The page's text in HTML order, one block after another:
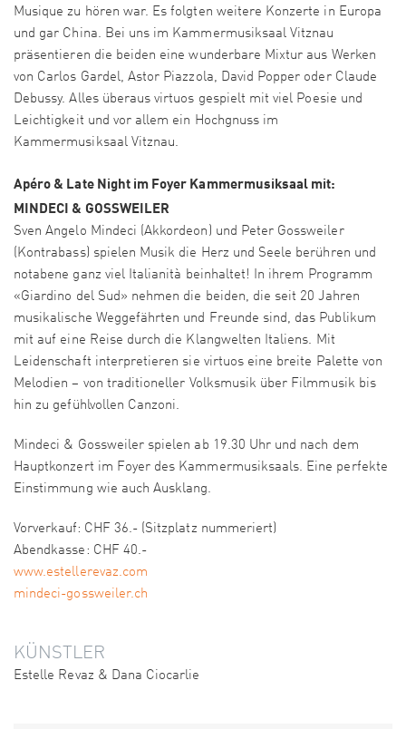
Musique zu hören war. Es folgten weitere Konzerte in Europa
und gar China. Bei uns im Kammermusiksaal Vitznau
präsentieren die beiden eine wunderbare Mixtur aus Werken
von Carlos Gardel, Astor Piazzola, David Popper oder Claude
Debussy. Alles überaus virtuos gespielt mit viel Poesie und
Leichtigkeit und vor allem ein Hochgnuss im
Kammermusiksaal Vitznau.
Apéro & Late Night im Foyer Kammermusiksaal mit:
MINDECI & GOSSWEILER
Sven Angelo Mindeci (Akkordeon) und Peter Gossweiler
(Kontrabass) spielen Musik die Herz und Seele berühren und
notabene ganz viel Italianità beinhaltet! In ihrem Programm
«Giardino del Sud» nehmen die beiden, die seit 20 Jahren
musikalische Weggefährten und Freunde sind, das Publikum
mit auf eine Reise durch die Klangwelten Italiens. Mit
Leidenschaft interpretieren sie virtuos eine breite Palette von
Melodien – von traditioneller Volksmusik über Filmmusik bis
hin zu gefühlvollen Canzoni.
Mindeci & Gossweiler spielen ab 19.30 Uhr und nach dem
Hauptkonzert im Foyer des Kammermusiksaals. Eine perfekte
Einstimmung wie auch Ausklang.
Vorverkauf: CHF 36.- (Sitzplatz nummeriert)
Abendkasse: CHF 40.-
www.estellerevaz.com
mindeci-gossweiler.ch
KÜNSTLER
Estelle Revaz & Dana Ciocarlie